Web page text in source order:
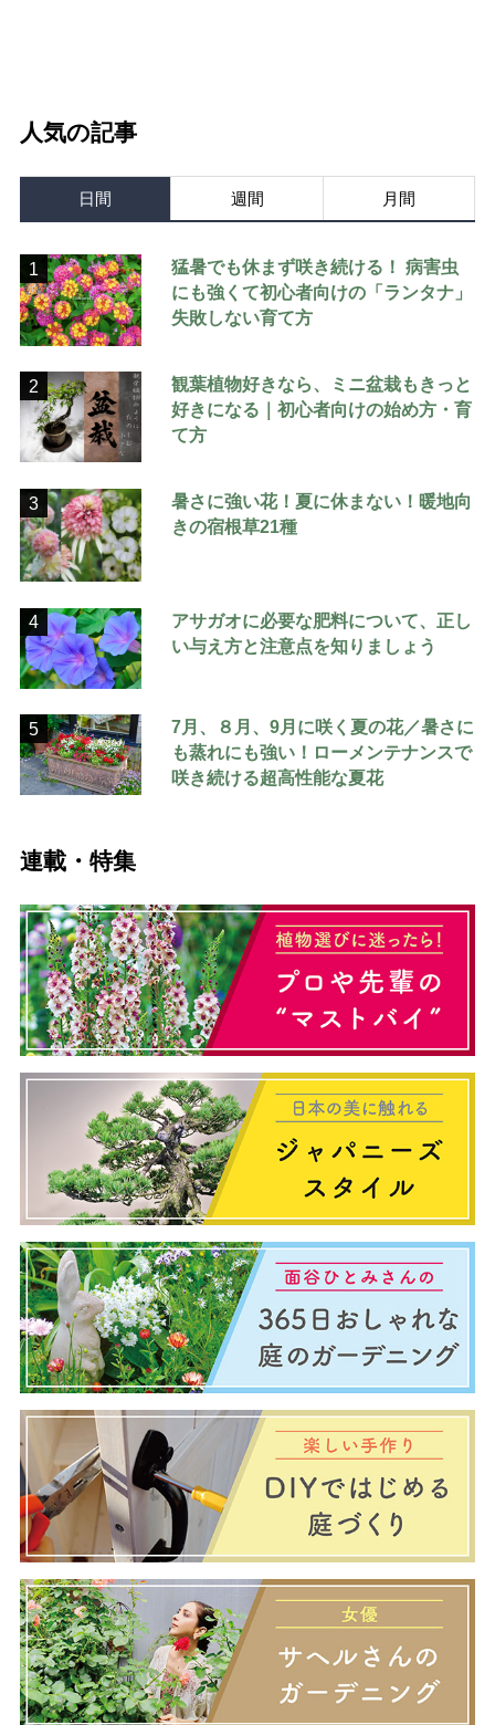
人気の記事
日間 週間 月間
1
猛暑でも休まず咲き続ける！ 病害虫
にも強くて初心者向けの「ランタナ」
失敗しない育て方
2
観葉植物好きなら、ミニ盆栽もきっと
好きになる｜初心者向けの始め方・育
て方
3
暑さに強い花！夏に休まない！暖地向
きの宿根草21種
4
アサガオに必要な肥料について、正し
い与え方と注意点を知りましょう
5
7月、８月、9月に咲く夏の花／暑さに
も蒸れにも強い！ローメンテナンスで
咲き続ける超高性能な夏花
連載・特集